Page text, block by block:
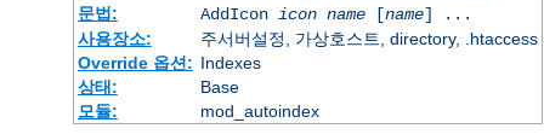
문법:
AddIcon icon name[name] ...
사용장소:
주서버설정, 가상호스트, directory, .htaccess
Override 옵션: Indexes
상태:
Base
모듈:
mod_autoindex